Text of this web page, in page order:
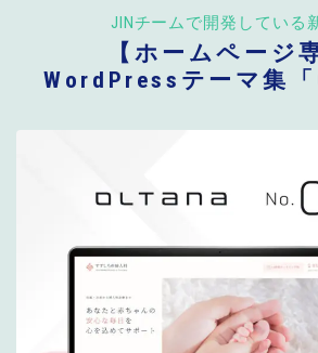
JINチームで開発している
【ホームページ
WordPressテーマ集「